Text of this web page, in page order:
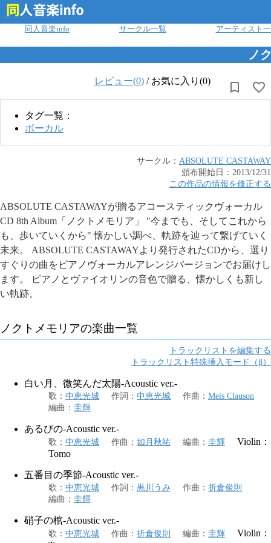
同人音楽info サークル一覧 アーティスト
ノ
レビュー(0) / お気に入り(0)
タグ一覧：
ボーカル
サークル： ABSOLUTE CASTAWAY
頒布開始日： 2013/12/31
この作品の情報を修正する
ABSOLUTE CASTAWAYが贈るアコースティックヴォーカル
CD 8th Album「ノクトメモリア」 "今までも、そしてこれから
も、歩いていくから" 懐かしい調べ、軌跡を辿って繋げていく
未来。 ABSOLUTE CASTAWAYより発行されたCDから、選り
すぐりの曲をピアノヴォーカルアレンジバージョンでお届けし
ます。 ピアノとヴァイオリンの音色で贈る、懐かしくも新し
い軌跡。
ノクトメモリアの楽曲一覧
トラックリストを編集する
トラックリスト特殊挿入モード（β）
白い月、微笑んだ太陽-Acoustic ver.-
歌 ： 中恵光城 作詞 ： 中恵光城 作曲 ： Meis Clauson
編曲 ： 圭輝
あるびの-Acoustic ver.-
歌 ： 中恵光城 作曲 ： 如月秋祐 編曲 ： 圭輝
Violin：
Tomo
五番目の季節-Acoustic ver.-
歌 ： 中恵光城 作詞 ： 黒川うみ 作曲 ： 折倉俊則
編曲 ： 圭輝
硝子の棺-Acoustic ver.-
歌 ： 中恵光城 作曲 ： 折倉俊則 編曲 ： 圭輝
Violin：